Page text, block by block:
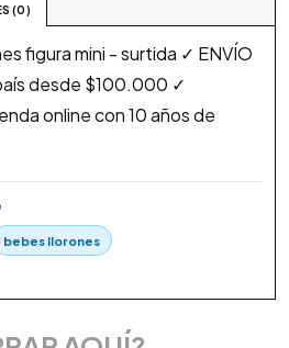
(0)
figura mini - surtida ✓ ENVÍO
desde $100.000 ✓
online con 10 años de
bebes llorones